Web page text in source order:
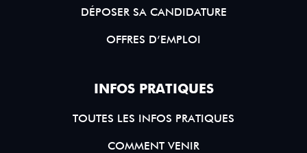
DÉPOSER SA CANDIDATURE
OFFRES D’EMPLOI
INFOS PRATIQUES
TOUTES LES INFOS PRATIQUES
COMMENT VENIR